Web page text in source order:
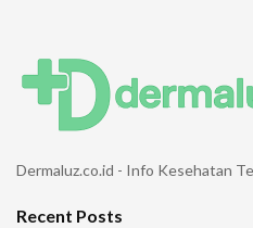
Dermaluz.co.id - Info Kesehatan
Recent Posts